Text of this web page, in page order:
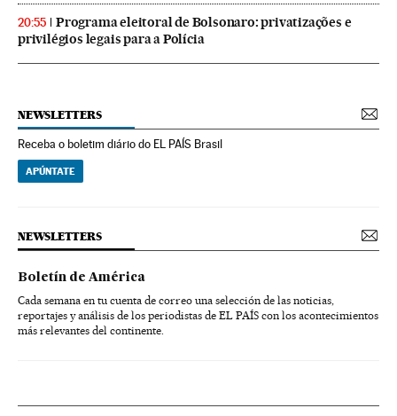
20:55
Programa eleitoral de Bolsonaro: privatizações e
privilégios legais para a Polícia
NEWSLETTERS
Receba o boletim diário do EL PAÍS Brasil
APÚNTATE
NEWSLETTERS
Boletín de América
Cada semana en tu cuenta de correo una selección de las noticias,
reportajes y análisis de los periodistas de EL PAÍS con los acontecimientos
más relevantes del continente.